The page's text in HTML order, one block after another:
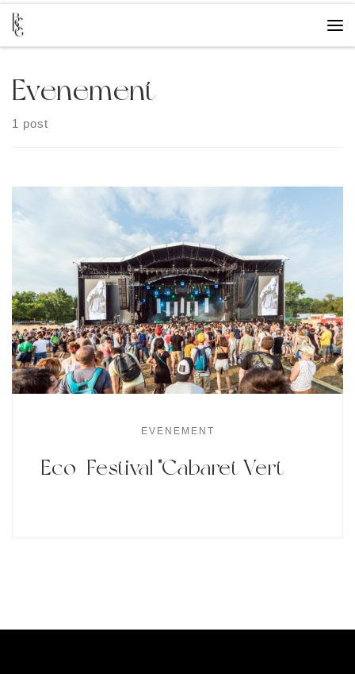
Overslaan naar inhoud
Evenement
1 post
EVENEMENT
Eco-Festival "Cabaret Vert